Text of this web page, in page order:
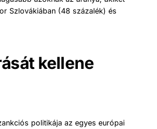
Szlovákiában (48 százalék) és
kellene
politikája az egyes európai